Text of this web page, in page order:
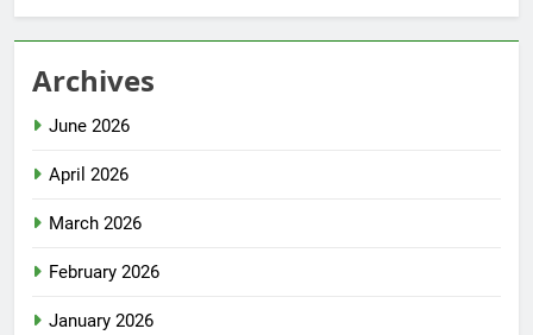
Archives
June 2026
April 2026
March 2026
February 2026
January 2026